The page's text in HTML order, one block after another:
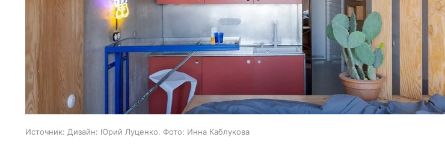
Источник: Дизайн: Юрий Луценко. Фото: Инна Каблукова